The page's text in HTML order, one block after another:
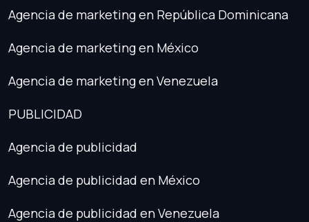
Agencia de marketing en República Dominicana
Agencia de marketing en México
Agencia de marketing en Venezuela
PUBLICIDAD
Agencia de publicidad
Agencia de publicidad en México
Agencia de publicidad en Venezuela